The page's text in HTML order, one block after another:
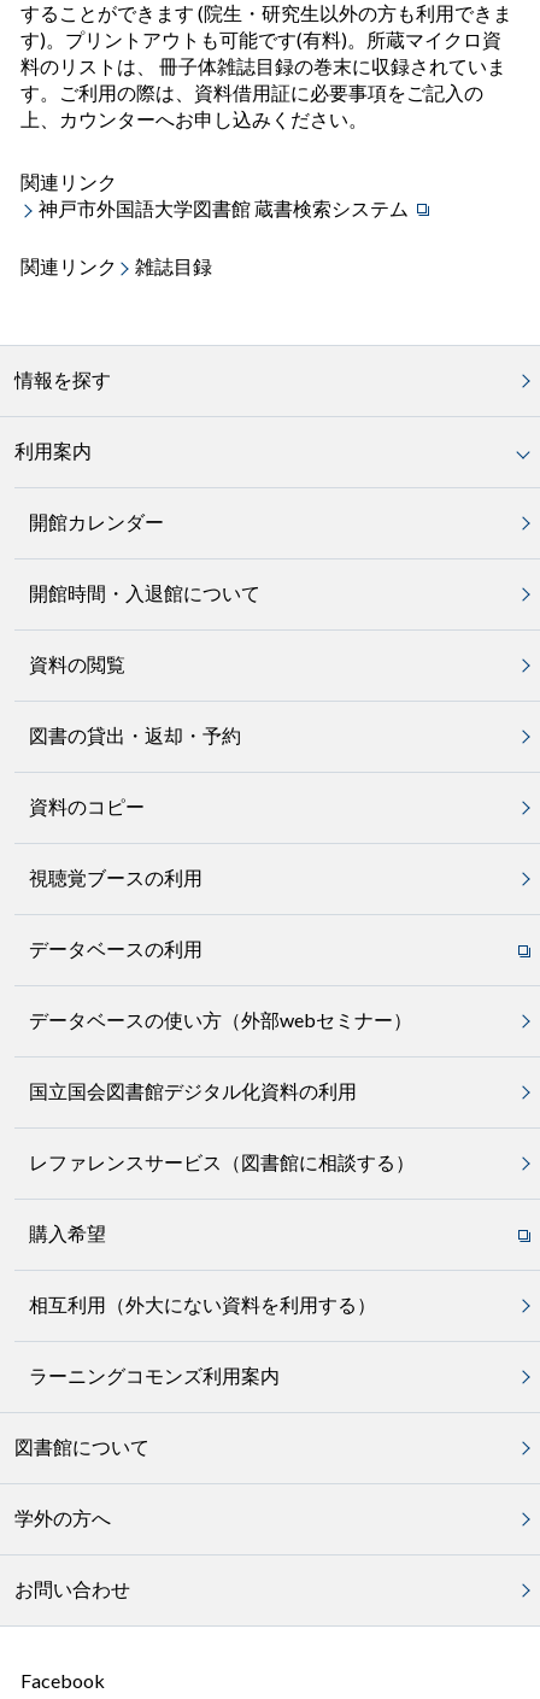
することができます (院生・研究生以外の方も利用できま
す)。プリントアウトも可能です(有料)。所蔵マイクロ資
料のリストは、 冊子体雑誌目録の巻末に収録されていま
す。ご利用の際は、資料借用証に必要事項をご記入の
上、カウンターへお申し込みください。
関連リンク
神戸市外国語大学図書館 蔵書検索システム
関連リンク 雑誌目録
情報を探す
利用案内
開館カレンダー
開館時間・入退館について
資料の閲覧
図書の貸出・返却・予約
資料のコピー
視聴覚ブースの利用
データベースの利用
データベースの使い方（外部webセミナー）
国立国会図書館デジタル化資料の利用
レファレンスサービス（図書館に相談する）
購入希望
相互利用（外大にない資料を利用する）
ラーニングコモンズ利用案内
図書館について
学外の方へ
お問い合わせ
Facebook